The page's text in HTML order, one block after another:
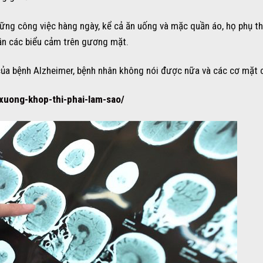
công việc hàng ngày, kể cả ăn uống và mặc quần áo, họ phụ
các biểu cảm trên gương mặt.
bệnh Alzheimer, bệnh nhân không nói được nữa và các cơ mặt
khop-thi-phai-lam-sao/